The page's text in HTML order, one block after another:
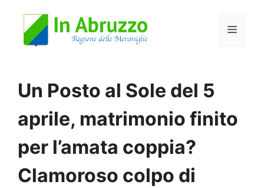
Menu
Un Posto al Sole del 5
aprile, matrimonio finito
per l’amata coppia?
Clamoroso colpo di